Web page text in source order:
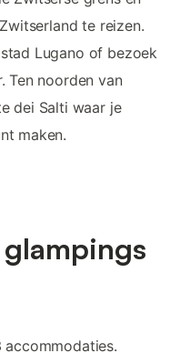
te reizen.
Lugano of bezoek
Ten noorden van
dei Salti waar je
maken.
accommodaties.